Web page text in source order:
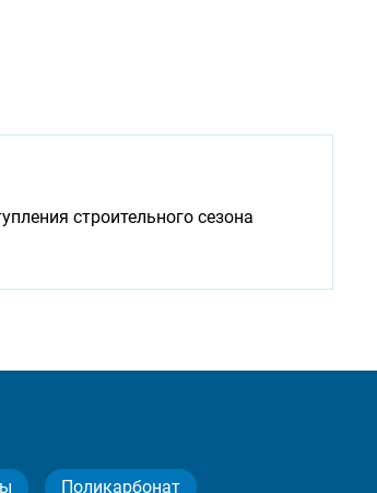
строительного сезона
Поликарбонат